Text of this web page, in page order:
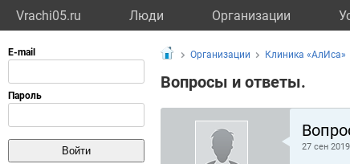
Vrachi05.ru Люди Организации
Организации Клиника «АлИса»
Вопросы и ответы.
27 сен 2019